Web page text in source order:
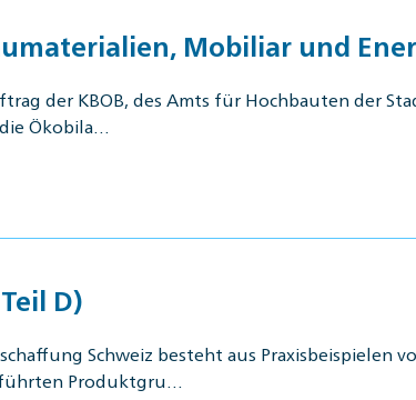
Mobiliar und
der KBOB, des Amts für Hochbauten der
Ökobila…
D)
Schweiz besteht aus
Produktgru…